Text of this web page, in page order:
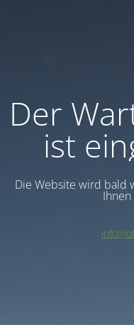
Der
ist
Die Website wird bald